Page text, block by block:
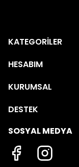
KATEGORİLER
HESABIM
KURUMSAL
DESTEK
SOSYAL MEDYA